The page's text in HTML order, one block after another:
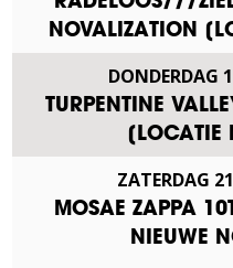
NOVALIZATION
DONDERDAG
TURPENTINE
[LOCATIE
ZATERDAG 21
MOSAE ZAPPA
NIEUWE